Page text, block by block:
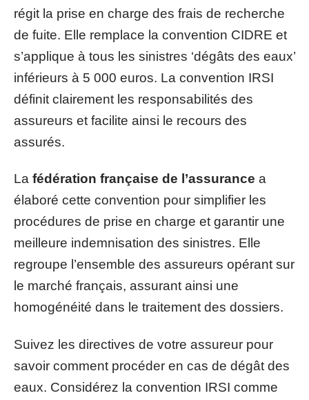
régit la prise en charge des frais de recherche
de fuite. Elle remplace la convention CIDRE et
s’applique à tous les sinistres ‘dégâts des eaux’
inférieurs à 5 000 euros. La convention IRSI
définit clairement les responsabilités des
assureurs et facilite ainsi le recours des
assurés.
La fédération française de l’assurance a
élaboré cette convention pour simplifier les
procédures de prise en charge et garantir une
meilleure indemnisation des sinistres. Elle
regroupe l’ensemble des assureurs opérant sur
le marché français, assurant ainsi une
homogénéité dans le traitement des dossiers.
Suivez les directives de votre assureur pour
savoir comment procéder en cas de dégât des
eaux. Considérez la convention IRSI comme